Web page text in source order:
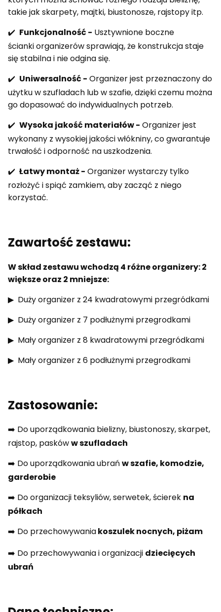
takie jak skarpety, majtki, biustonosze, rajstopy itp.
✔️ Funkcjonalność - Usztywnione boczne
ścianki organizerów sprawiają, że konstrukcja staje
się stabilna i nie odgina się.
✔️ Uniwersalność - Organizer jest przeznaczony do
użytku w szufladach lub w szafie, dzięki czemu można
go dopasować do indywidualnych potrzeb.
✔️ Wysoka jakość materiałów - Organizer jest
wykonany z wysokiej jakości włókniny, co gwarantuje
trwałość i odporność na uszkodzenia.
✔️ Łatwy montaż - Organizer wystarczy tylko
rozłożyć i spiąć zamkiem, aby zacząć z niego
korzystać.
Zawartość zestawu:
W skład zestawu wchodzą 4 różne organizery: 2
większe oraz 2 mniejsze:
▶ Duży organizer z 24 kwadratowymi przegródkami
▶ Duży organizer z 7 podłużnymi przegrodkami
▶ Mały organizer z 8 kwadratowymi przegródkami
▶ Mały organizer z 6 podłużnymi przegrodkami
Zastosowanie:
➡️ Do uporządkowania bielizny, biustonoszy, skarpet,
rajstop, paskóww szufladach
➡️ Do uporządkowania ubrań w szafie, komodzie,
garderobie
➡️ Do organizacji teksyliów, serwetek, ścierek na
półkach
➡️ Do przechowywaniakoszulek nocnych, piżam
➡️ Do przechowywania i organizacji dziecięcych
ubrań